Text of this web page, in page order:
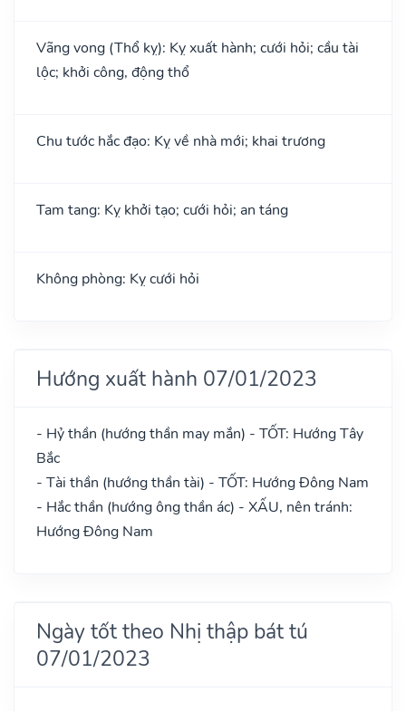
Vãng vong (Thổ kỵ): Kỵ xuất hành; cưới hỏi; cầu tài
lộc; khởi công, động thổ
Chu tước hắc đạo: Kỵ về nhà mới; khai trương
Tam tang: Kỵ khởi tạo; cưới hỏi; an táng
Không phòng: Kỵ cưới hỏi
Hướng xuất hành 07/01/2023
- Hỷ thần (hướng thần may mắn) - TỐT: Hướng Tây
Bắc
- Tài thần (hướng thần tài) - TỐT: Hướng Đông Nam
- Hắc thần (hướng ông thần ác) - XẤU, nên tránh:
Hướng Đông Nam
Ngày tốt theo Nhị thập bát tú
07/01/2023